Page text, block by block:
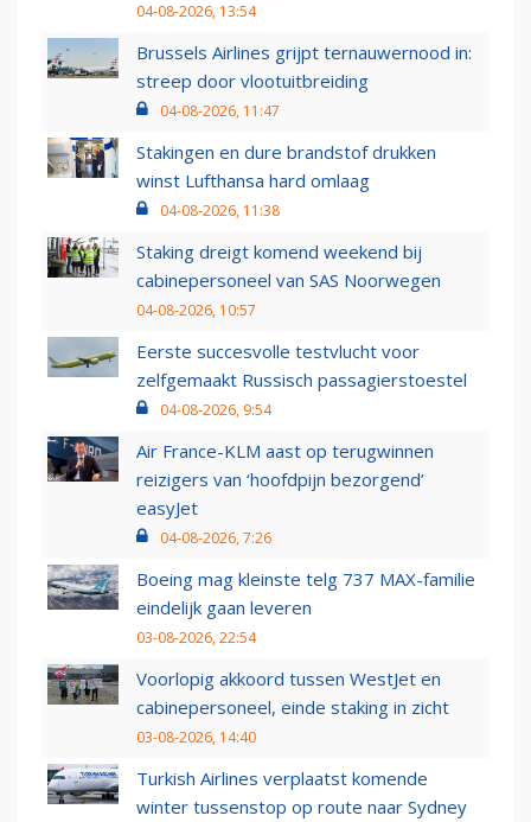
04-08-2026, 13:54
Brussels Airlines grijpt ternauwernood in:
streep door vlootuitbreiding
04-08-2026, 11:47
Stakingen en dure brandstof drukken
winst Lufthansa hard omlaag
04-08-2026, 11:38
Staking dreigt komend weekend bij
cabinepersoneel van SAS Noorwegen
04-08-2026, 10:57
Eerste succesvolle testvlucht voor
zelfgemaakt Russisch passagierstoestel
04-08-2026, 9:54
Air France-KLM aast op terugwinnen
reizigers van ‘hoofdpijn bezorgend’
easyJet
04-08-2026, 7:26
Boeing mag kleinste telg 737 MAX-familie
eindelijk gaan leveren
03-08-2026, 22:54
Voorlopig akkoord tussen WestJet en
cabinepersoneel, einde staking in zicht
03-08-2026, 14:40
Turkish Airlines verplaatst komende
winter tussenstop op route naar Sydney